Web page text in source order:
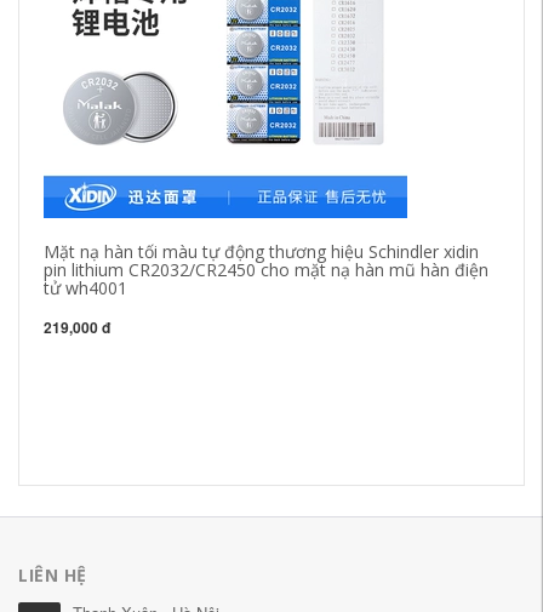
Mặt nạ hàn tối màu tự động thương hiệu Schindler xidin
pin lithium CR2032/CR2450 cho mặt nạ hàn mũ hàn điện
tử wh4001
219,000 đ
LIÊN HỆ